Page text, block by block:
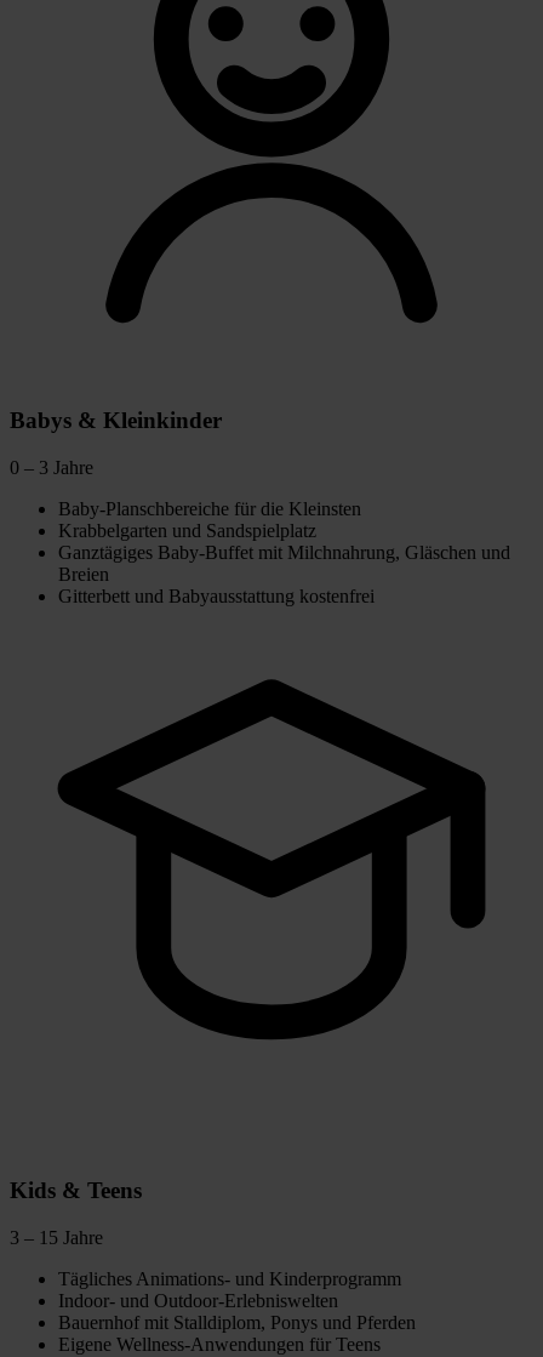
Babys & Kleinkinder
0 – 3 Jahre
Baby-Planschbereiche für die Kleinsten
Krabbelgarten und Sandspielplatz
Ganztägiges Baby-Buffet mit Milchnahrung, Gläschen und
Breien
Gitterbett und Babyausstattung kostenfrei
Kids & Teens
3 – 15 Jahre
Tägliches Animations- und Kinderprogramm
Indoor- und Outdoor-Erlebniswelten
Bauernhof mit Stalldiplom, Ponys und Pferden
Eigene Wellness-Anwendungen für Teens